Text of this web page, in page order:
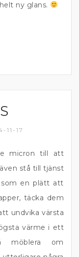
ny glans.
11-17
micron till att
stå till tjänst
en plätt att
täcka dem
undvika värsta
värme i ett
möblera om